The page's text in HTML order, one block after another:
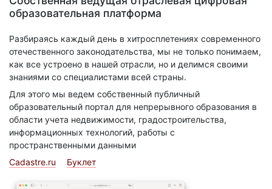
образовательная платформа
Разбираясь каждый день в хитросплетениях современного
отечественного законодательства, мы не только понимаем,
как все устроено в нашей отрасли, но и делимся своими
знаниями со специалистами всей страны.
Для этого мы ведем собственный публичный
образовательный портал для непрерывного образования в
области учета недвижимости, градостроительства,
информационных технологий, работы с
пространственными данными
Cadastre.ru
Буклет